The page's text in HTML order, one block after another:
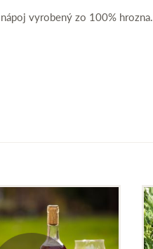
vyrobený zo 100% hrozna.